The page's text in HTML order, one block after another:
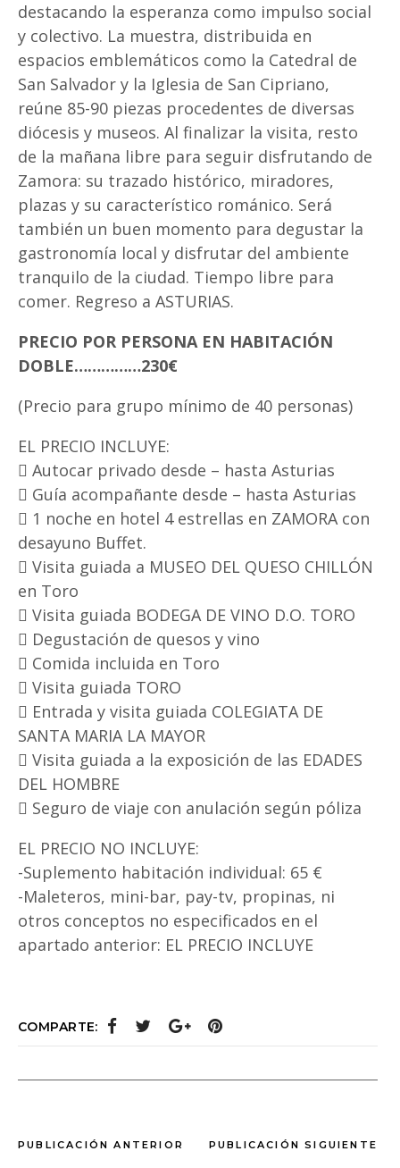
destacando la esperanza como impulso social
y colectivo. La muestra, distribuida en
espacios emblemáticos como la Catedral de
San Salvador y la Iglesia de San Cipriano,
reúne 85-90 piezas procedentes de diversas
diócesis y museos. Al finalizar la visita, resto
de la mañana libre para seguir disfrutando de
Zamora: su trazado histórico, miradores,
plazas y su característico románico. Será
también un buen momento para degustar la
gastronomía local y disfrutar del ambiente
tranquilo de la ciudad. Tiempo libre para
comer. Regreso a ASTURIAS.
PRECIO POR PERSONA EN HABITACIÓN
DOBLE……………230€
(Precio para grupo mínimo de 40 personas)
EL PRECIO INCLUYE:
 Autocar privado desde – hasta Asturias
 Guía acompañante desde – hasta Asturias
 1 noche en hotel 4 estrellas en ZAMORA con
desayuno Buffet.
 Visita guiada a MUSEO DEL QUESO CHILLÓN
en Toro
 Visita guiada BODEGA DE VINO D.O. TORO
 Degustación de quesos y vino
 Comida incluida en Toro
 Visita guiada TORO
 Entrada y visita guiada COLEGIATA DE
SANTA MARIA LA MAYOR
 Visita guiada a la exposición de las EDADES
DEL HOMBRE
 Seguro de viaje con anulación según póliza
EL PRECIO NO INCLUYE:
-Suplemento habitación individual: 65 €
-Maleteros, mini-bar, pay-tv, propinas, ni
otros conceptos no especificados en el
apartado anterior: EL PRECIO INCLUYE
COMPARTE:
PUBLICACIÓN ANTERIOR PUBLICACIÓN SIGUIENTE